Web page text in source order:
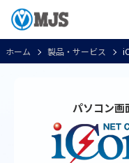
ホーム 製品・サービス
パソコン画